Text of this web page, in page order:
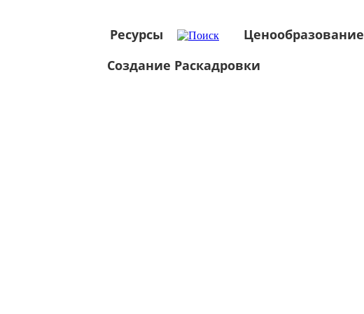
Ресурсы
Ценообразование
Создание Раскадровки